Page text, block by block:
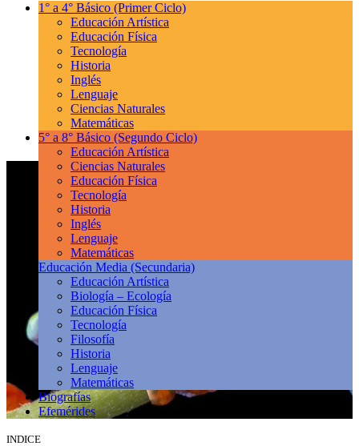
1° a 4° Básico (Primer Ciclo)
Educación Artística
Educación Física
Tecnología
Historia
Inglés
Lenguaje
Ciencias Naturales
Matemáticas
5° a 8° Básico (Segundo Ciclo)
Educación Artística
Ciencias Naturales
Educación Física
Tecnología
Historia
Inglés
Lenguaje
Matemáticas
Educación Media (Secundaria)
Educación Artística
Biología – Ecología
Educación Física
Tecnología
Filosofía
Historia
Lenguaje
Matemáticas
Biografías
Efemérides
INDICE